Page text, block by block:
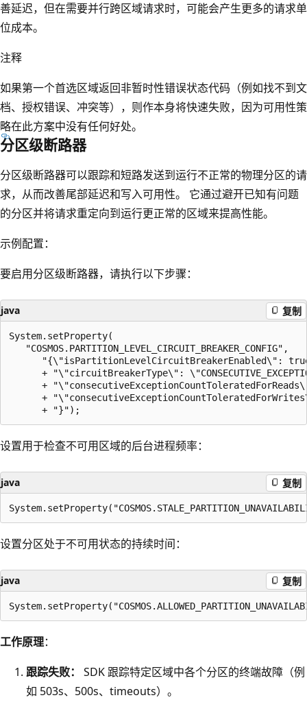
善延迟，但在需要并行跨区域请求时，可能会产生更多的请求单
位成本。
注释
如果第一个首选区域返回非暂时性错误状态代码（例如找不到文
档、授权错误、冲突等），则作本身将快速失败，因为可用性策
略在此方案中没有任何好处。
分区级断路器
分区级断路器可以跟踪和短路发送到运行不正常的物理分区的请
求，从而改善尾部延迟和写入可用性。 它通过避开已知有问题
的分区并将请求重定向到运行更正常的区域来提高性能。
示例配置：
要启用分区级断路器，请执行以下步骤：
java 复制
System.setProperty(
   "COSMOS.PARTITION_LEVEL_CIRCUIT_BREAKER_CONFIG",
"{\"isPartitionLevelCircuitBreakerEnabled\":
+ "\"circuitBreakerType\":
+
+
设置用于检查不可用区域的后台进程频率：
java 复制
设置分区处于不可用状态的持续时间：
java 复制
工作原理：
跟踪失败：
SDK 跟踪特定区域中各个分区的终端故障（例
如 503s、500s、timeouts）。